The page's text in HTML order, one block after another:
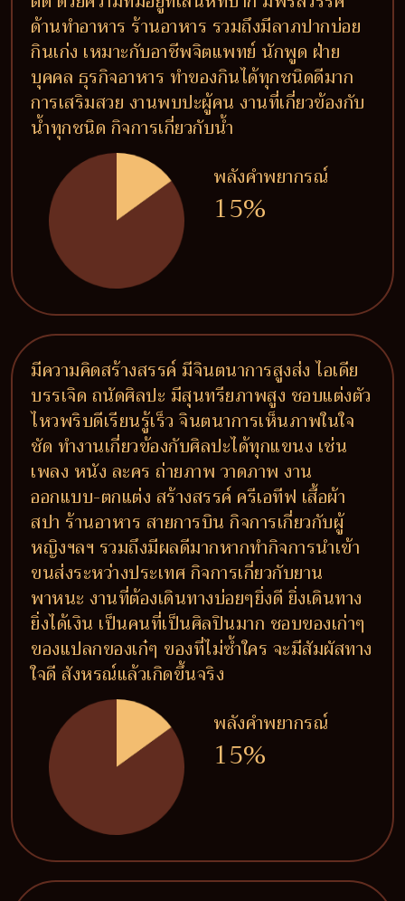
ด้านทำอาหาร ร้านอาหาร รวมถึงมีลาภปากบ่อย
กินเก่ง เหมาะกับอาชีพจิตแพทย์ นักพูด ฝ่าย
บุคคล ธุรกิจอาหาร ทำของกินได้ทุกชนิดดีมาก
การเสริมสวย งานพบปะผู้คน งานที่เกี่ยวข้องกับ
น้ำทุกชนิด กิจการเกี่ยวกับน้ำ
พลังคำพยากรณ์
15%
มีความคิดสร้างสรรค์ มีจินตนาการสูงส่ง ไอเดีย
บรรเจิด ถนัดศิลปะ มีสุนทรียภาพสูง ชอบแต่งตัว
ไหวพริบดีเรียนรู้เร็ว จินตนาการเห็นภาพในใจ
ชัด ทำงานเกี่ยวข้องกับศิลปะได้ทุกแขนง เช่น
เพลง หนัง ละคร ถ่ายภาพ วาดภาพ งาน
ออกแบบ-ตกแต่ง สร้างสรรค์ ครีเอทีฟ เสื้อผ้า
สปา ร้านอาหาร สายการบิน กิจการเกี่ยวกับผู้
หญิงฯลฯ รวมถึงมีผลดีมากหากทำกิจการนำเข้า
ขนส่งระหว่างประเทศ กิจการเกี่ยวกับยาน
พาหนะ งานที่ต้องเดินทางบ่อยๆยิ่งดี ยิ่งเดินทาง
ยิ่งได้เงิน เป็นคนที่เป็นศิลปินมาก ชอบของเก่าๆ
ของแปลกของเก๋ๆ ของที่ไม่ซ้ำใคร จะมีสัมผัสทาง
ใจดี สังหรณ์แล้วเกิดขึ้นจริง
พลังคำพยากรณ์
15%